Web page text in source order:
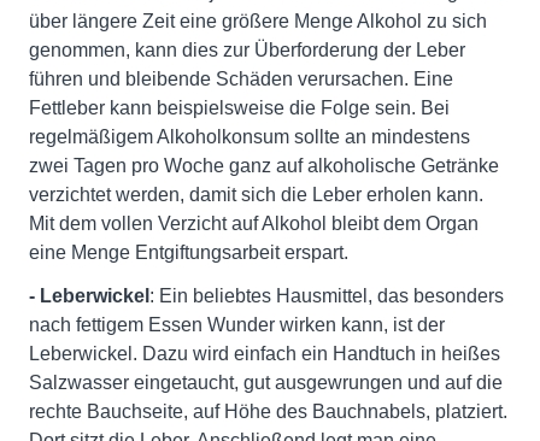
über längere Zeit eine größere Menge Alkohol zu sich
genommen, kann dies zur Überforderung der Leber
führen und bleibende Schäden verursachen. Eine
Fettleber kann beispielsweise die Folge sein. Bei
regelmäßigem Alkoholkonsum sollte an mindestens
zwei Tagen pro Woche ganz auf alkoholische Getränke
verzichtet werden, damit sich die Leber erholen kann.
Mit dem vollen Verzicht auf Alkohol bleibt dem Organ
eine Menge Entgiftungsarbeit erspart.
- Leberwickel : Ein beliebtes Hausmittel, das besonders
nach fettigem Essen Wunder wirken kann, ist der
Leberwickel. Dazu wird einfach ein Handtuch in heißes
Salzwasser eingetaucht, gut ausgewrungen und auf die
rechte Bauchseite, auf Höhe des Bauchnabels, platziert.